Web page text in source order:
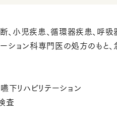
、小児疾患、循環器疾患、呼
ション科専門医の処方のもと
下リハビリテーション
査